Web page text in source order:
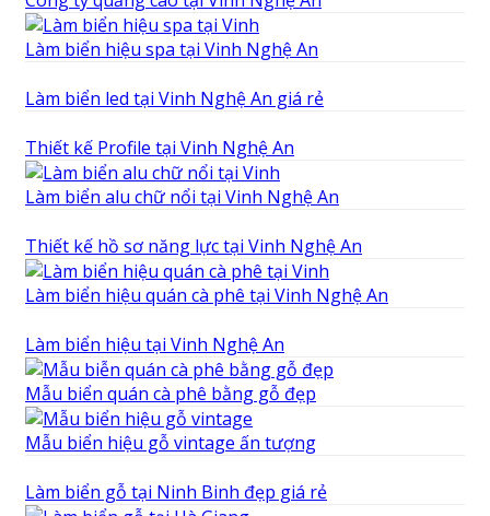
Làm biển hiệu spa tại Vinh Nghệ An
Làm biển led tại Vinh Nghệ An giá rẻ
Thiết kế Profile tại Vinh Nghệ An
Làm biển alu chữ nổi tại Vinh Nghệ An
Thiết kế hồ sơ năng lực tại Vinh Nghệ An
Làm biển hiệu quán cà phê tại Vinh Nghệ An
Làm biển hiệu tại Vinh Nghệ An
Mẫu biển quán cà phê bằng gỗ đẹp
Mẫu biển hiệu gỗ vintage ấn tượng
Làm biển gỗ tại Ninh Binh đẹp giá rẻ